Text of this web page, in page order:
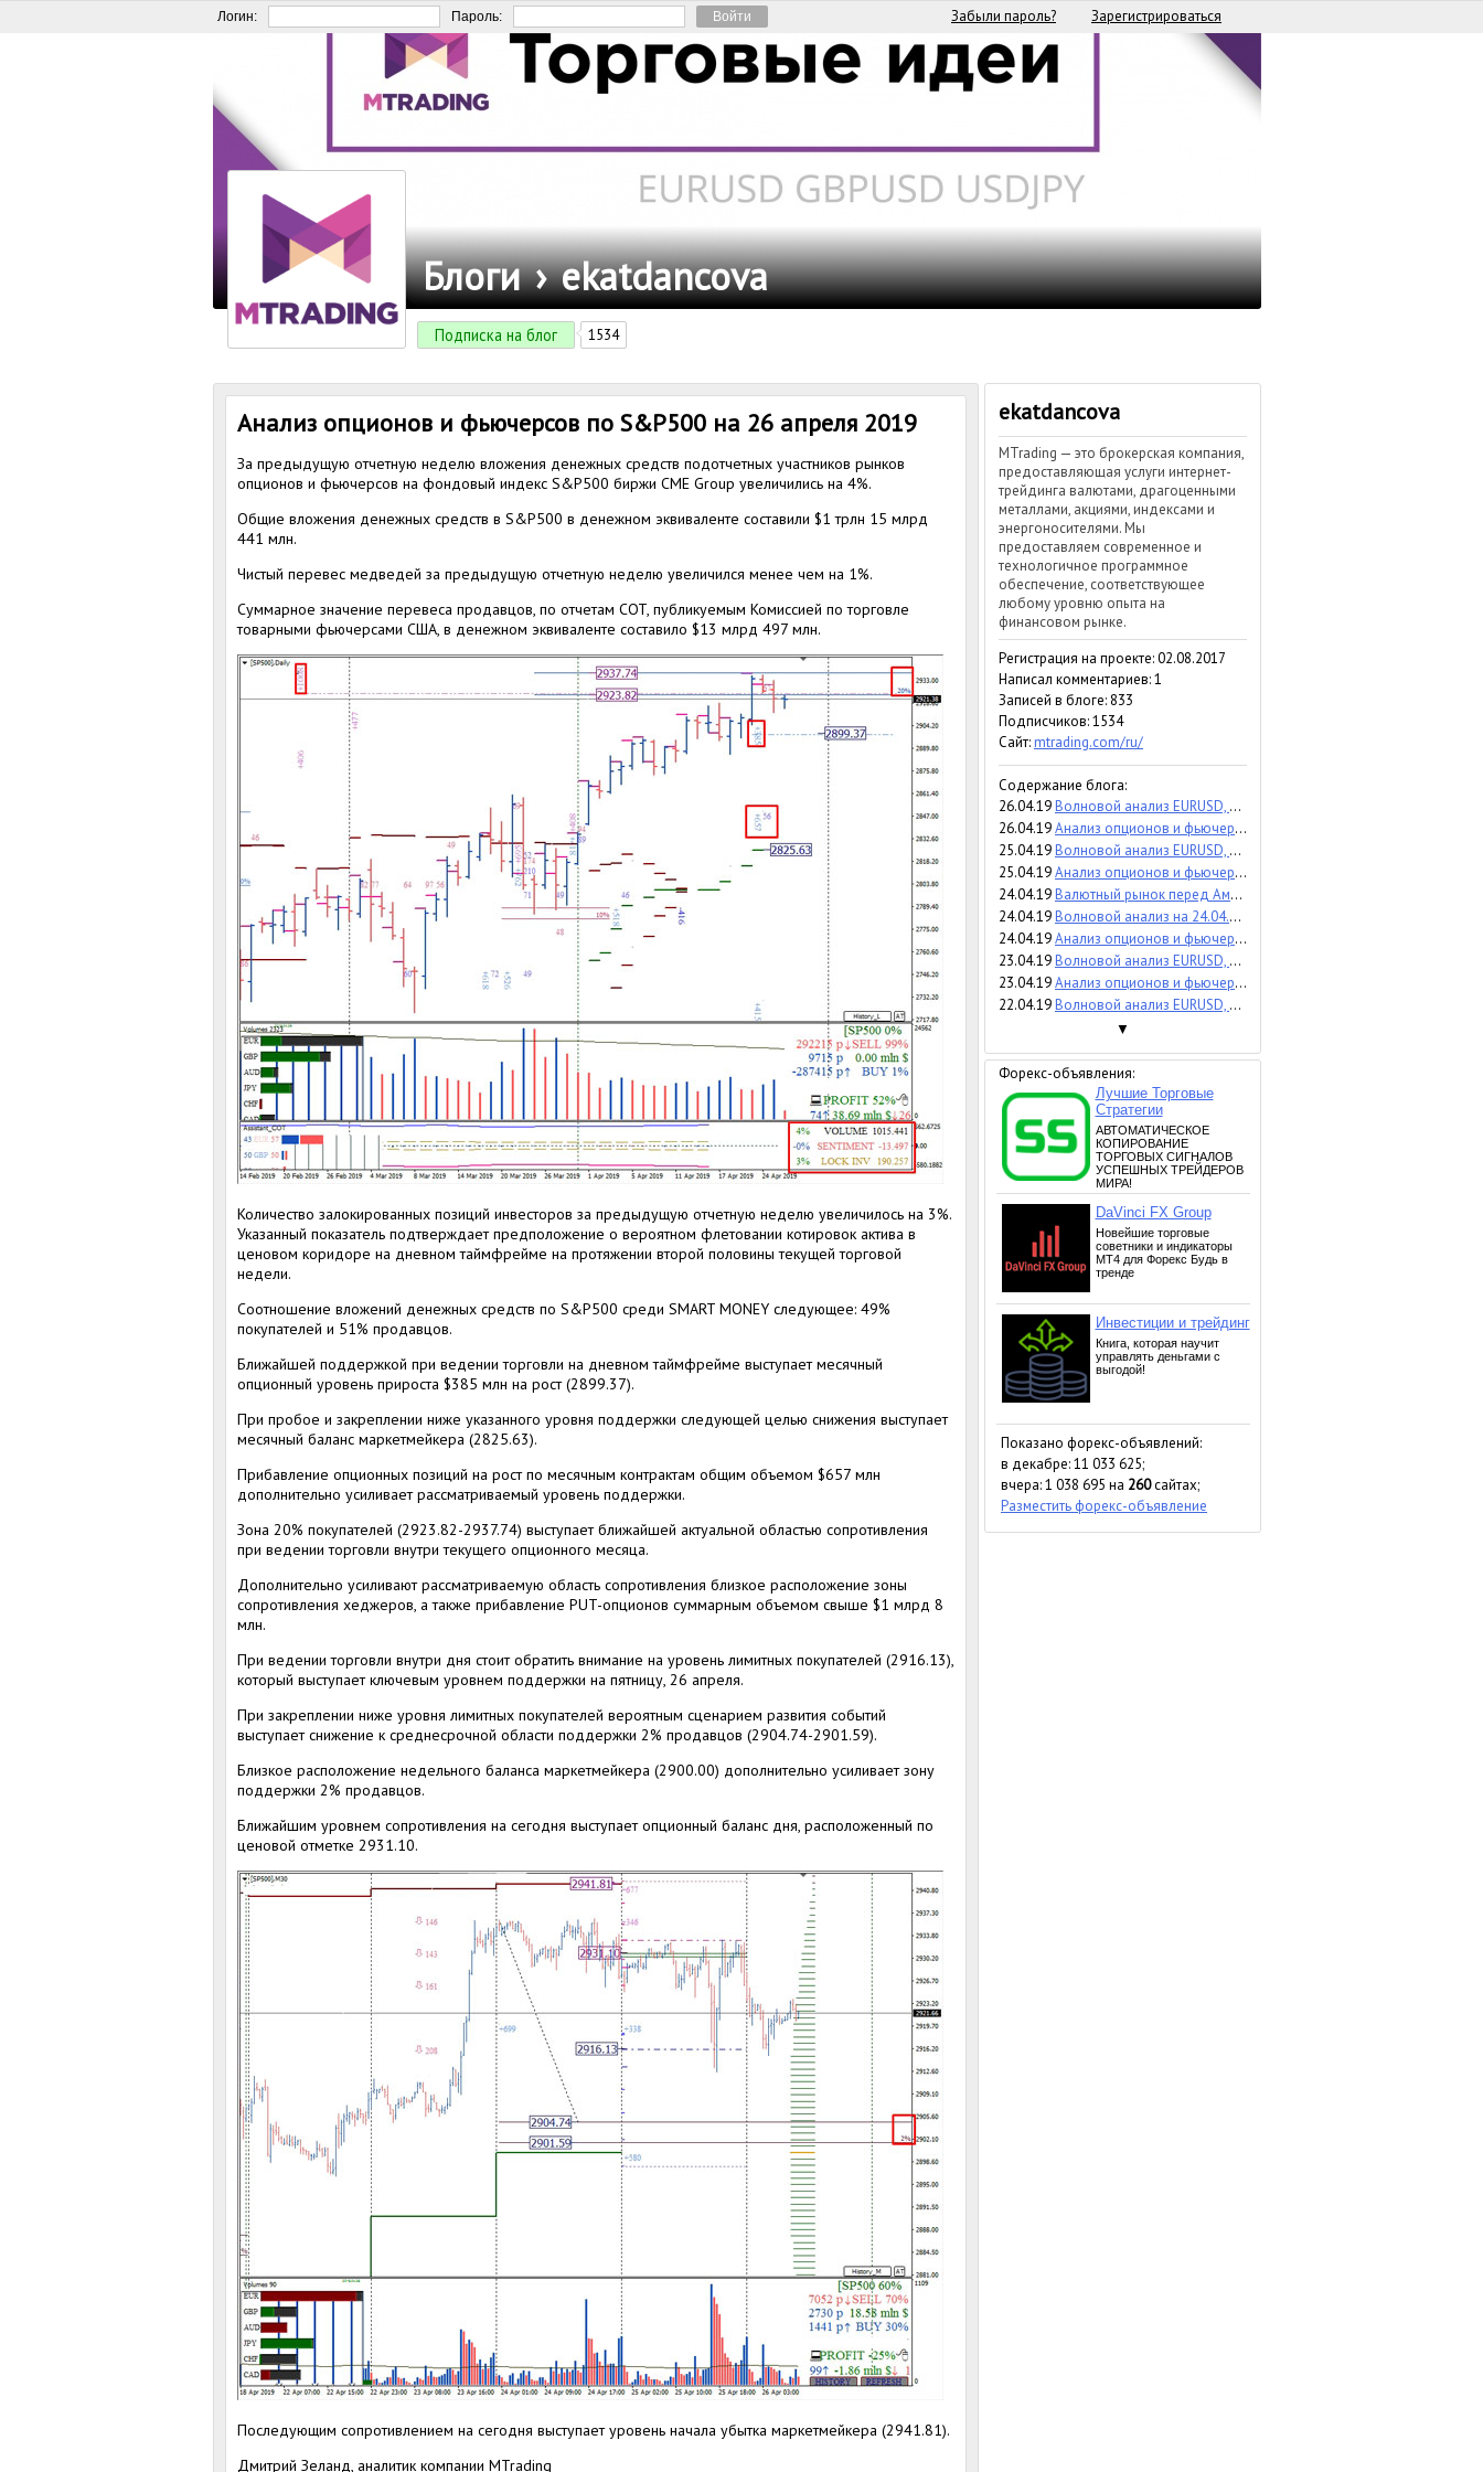
Логин: Пароль: Забыли пароль? Зарегистрироваться
Блоги › ekatdancova
Подписка на блог 1534
Анализ опционов и фьючерсов по S&P500 на 26 апреля 2019
За предыдущую отчетную неделю вложения денежных средств подотчетных участников рынков
опционов и фьючерсов на фондовый индекс S&P500 биржи CME Group увеличились на 4%.
Общие вложения денежных средств в S&P500 в денежном эквиваленте составили $1 трлн 15 млрд
441 млн.
Чистый перевес медведей за предыдущую отчетную неделю увеличился менее чем на 1%.
Суммарное значение перевеса продавцов, по отчетам COT, публикуемым Комиссией по торговле
товарными фьючерсами США, в денежном эквиваленте составило $13 млрд 497 млн.
Количество залокированных позиций инвесторов за предыдущую отчетную неделю увеличилось на 3%.
Указанный показатель подтверждает предположение о вероятном флетовании котировок актива в
ценовом коридоре на дневном таймфрейме на протяжении второй половины текущей торговой
недели.
Соотношение вложений денежных средств по S&P500 среди SMART MONEY следующее: 49%
покупателей и 51% продавцов.
Ближайшей поддержкой при ведении торговли на дневном таймфрейме выступает месячный
опционный уровень прироста $385 млн на рост (2899.37).
При пробое и закреплении ниже указанного уровня поддержки следующей целью снижения выступает
месячный баланс маркетмейкера (2825.63).
Прибавление опционных позиций на рост по месячным контрактам общим объемом $657 млн
дополнительно усиливает рассматриваемый уровень поддержки.
Зона 20% покупателей (2923.82-2937.74) выступает ближайшей актуальной областью сопротивления
при ведении торговли внутри текущего опционного месяца.
Дополнительно усиливают рассматриваемую область сопротивления близкое расположение зоны
сопротивления хеджеров, а также прибавление PUT-опционов суммарным объемом свыше $1 млрд 8
млн.
При ведении торговли внутри дня стоит обратить внимание на уровень лимитных покупателей (2916.13),
который выступает ключевым уровнем поддержки на пятницу, 26 апреля.
При закреплении ниже уровня лимитных покупателей вероятным сценарием развития событий
выступает снижение к среднесрочной области поддержки 2% продавцов (2904.74-2901.59).
Близкое расположение недельного баланса маркетмейкера (2900.00) дополнительно усиливает зону
поддержки 2% продавцов.
Ближайшим уровнем сопротивления на сегодня выступает опционный баланс дня, расположенный по
ценовой отметке 2931.10.
Последующим сопротивлением на сегодня выступает уровень начала убытка маркетмейкера (2941.81).
Дмитрий Зеланд, аналитик компании MTrading
ekatdancova
MTrading — это брокерская компания,
предоставляющая услуги интернет-
трейдинга валютами, драгоценными
металлами, акциями, индексами и
энергоносителями. Мы
предоставляем современное и
технологичное программное
обеспечение, соответствующее
любому уровню опыта на
финансовом рынке.
Регистрация на проекте: 02.08.2017
Написал комментариев: 1
Записей в блоге: 833
Подписчиков:1534
Сайт:mtrading.com/ru/
Содержание блога:
26.04.19Волновой анализ EURUSD, GBPUSD, USDJPY на 26 апреля 2019 года
26.04.19Анализ опционов и фьючерсов по S&P500 на 26 апреля 2019
25.04.19Волновой анализ EURUSD, GBPUSD, USDJPY на 25 апреля 2019 года
25.04.19Анализ опционов и фьючерсов по USD/CAD на 25.04.2019
24.04.19Валютный рынок перед Америкой, 24 апреля
24.04.19Волновой анализ на 24.04.2019
24.04.19Анализ опционов и фьючерсов по AUDUSD на 24.04.2019
23.04.19Волновой анализ EURUSD, GBPUSD, USDJPY на 23 апреля 2019 года
23.04.19Анализ опционов и фьючерсов по Crude Oil на 23.04.2019
22.04.19Волновой анализ EURUSD, GBPUSD, USDJPY на 22 апреля 2019 года
▼
Форекс-объявления:
Показано форекс-объявлений:
в декабре: 11 033 625;
вчера: 1 038 695 на 260сайтах;
Разместить форекс-объявление